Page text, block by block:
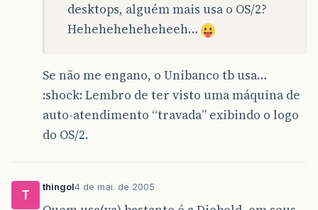
desktops, alguém mais usa o OS/2?
Heheheheheheheeh…
Se não me engano, o Unibanco tb usa…
:shock: Lembro de ter visto uma máquina de
auto-atendimento “travada” exibindo o logo
do OS/2.
T
thingol4 de mai. de 2005